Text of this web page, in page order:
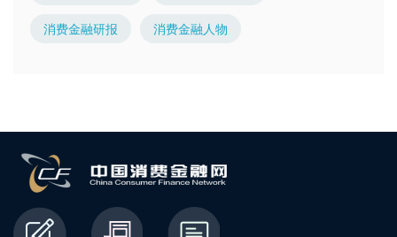
消费金融研报 消费金融人物